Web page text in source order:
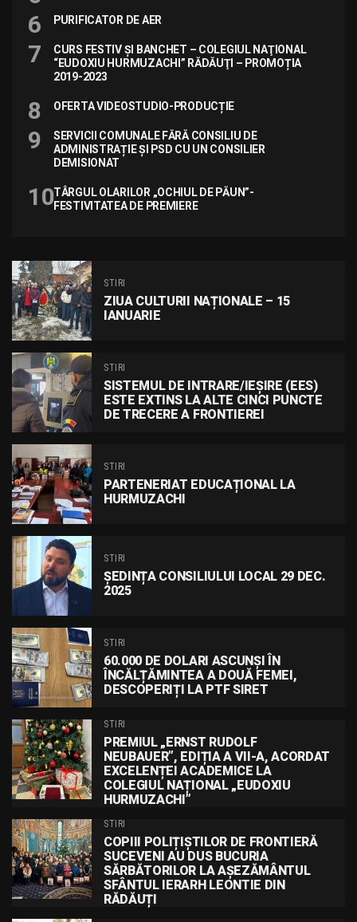
PURIFICATOR DE AER
CURS FESTIV ȘI BANCHET – COLEGIUL NAŢIONAL
“EUDOXIU HURMUZACHI” RĂDĂUŢI – PROMOȚIA
2019-2023
OFERTA VIDEOSTUDIO-PRODUCȚIE
SERVICII COMUNALE FĂRĂ CONSILIU DE
ADMINISTRAȚIE ȘI PSD CU UN CONSILIER
DEMISIONAT
TÂRGUL OLARILOR „OCHIUL DE PĂUN”-
FESTIVITATEA DE PREMIERE
STIRI
ZIUA CULTURII NAȚIONALE – 15
IANUARIE
STIRI
SISTEMUL DE INTRARE/IEȘIRE (EES)
ESTE EXTINS LA ALTE CINCI PUNCTE
DE TRECERE A FRONTIEREI
STIRI
PARTENERIAT EDUCAȚIONAL LA
HURMUZACHI
STIRI
ȘEDINȚA CONSILIULUI LOCAL 29 DEC.
2025
STIRI
60.000 DE DOLARI ASCUNȘI ÎN
ÎNCĂLȚĂMINTEA A DOUĂ FEMEI,
DESCOPERIȚI LA PTF SIRET
STIRI
PREMIUL „ERNST RUDOLF
NEUBAUER”, EDIȚIA A VII-A, ACORDAT
EXCELENȚEI ACADEMICE LA
COLEGIUL NAȚIONAL „EUDOXIU
HURMUZACHI”
STIRI
COPIII POLIȚIȘTILOR DE FRONTIERĂ
SUCEVENI AU DUS BUCURIA
SĂRBĂTORILOR LA AȘEZĂMÂNTUL
SFÂNTUL IERARH LEONTIE DIN
RĂDĂUȚI